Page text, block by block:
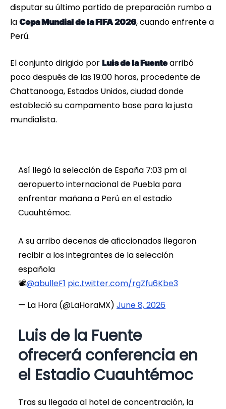
disputar su último partido de preparación rumbo a
la Copa Mundial de la FIFA 2026, cuando enfrente a
Perú.
El conjunto dirigido por Luis de la Fuentearribó
poco después de las 19:00 horas, procedente de
Chattanooga, Estados Unidos, ciudad donde
estableció su campamento base para la justa
mundialista.
Así llegó la selección de España 7:03 pm al
aeropuerto internacional de Puebla para
enfrentar mañana a Perú en el estadio
Cuauhtémoc.
A su arribo decenas de aficcionados llegaron
recibir a los integrantes de la selección
española
📽️@abulleF1 pic.twitter.com/rgZfu6Kbe3
— La Hora (@LaHoraMX) June 8, 2026
Luis de la Fuente
ofrecerá conferencia en
el Estadio Cuauhtémoc
Tras su llegada al hotel de concentración, la